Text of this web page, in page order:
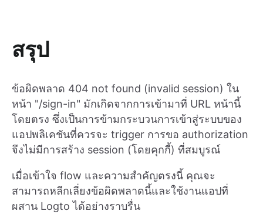
สรุป
ข้อผิดพลาด 404 not found (invalid session) ใน
หน้า "/sign-in" มักเกิดจากการเข้ามาที่ URL หน้านี้
โดยตรง ซึ่งเป็นการข้ามกระบวนการเข้าสู่ระบบของ
แอปพลิเคชันที่ควรจะ trigger การขอ authorization
จึงไม่มีการสร้าง session (โดยคุกกี้) ที่สมบูรณ์
เมื่อเข้าใจ flow และความสำคัญตรงนี้ คุณจะ
สามารถหลีกเลี่ยงข้อผิดพลาดนี้และใช้งานแอปที่
ผสาน Logto ได้อย่างราบรื่น